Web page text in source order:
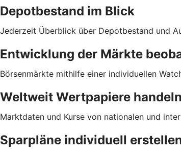
Depotbestand im Blick
Jederzeit Überblick über Depotbestand und
Entwicklung der Märkte
Börsenmärkte mithilfe einer individuellen
Weltweit Wertpapiere handeln
Marktdaten und Kurse von nationalen und
Sparpläne individuell